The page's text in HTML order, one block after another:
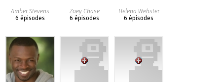
Amber Stevens
6 épisodes
Zoey Chase
6 épisodes
Helena Webster
6 épisodes